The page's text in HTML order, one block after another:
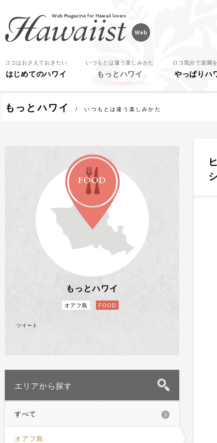
ココはおさえておきたい
はじめてのハワイ
いつもとは違う楽しみかた
もっとハワイ
ロコ気分で楽園
やっぱりハ
もっとハワイ いつもとは違う楽しみかた
FOOD
もっとハワイ
オアフ島 FOOD
ツイート
エリアから探す
すべて
オアフ島